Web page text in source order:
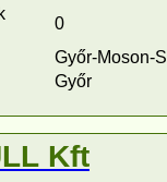
0
Győr-Moson-
Győr
Kft